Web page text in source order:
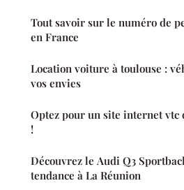
Tout savoir sur le numéro de
en France
Location voiture à toulouse :
vos envies
Optez pour un site internet
!
Découvrez le Audi Q3
tendance à La Réunion